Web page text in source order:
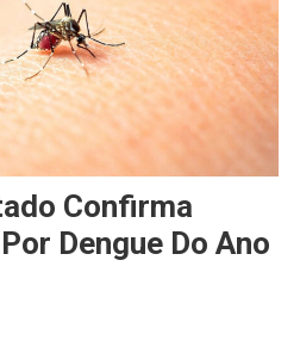
Confirma
Dengue Do Ano